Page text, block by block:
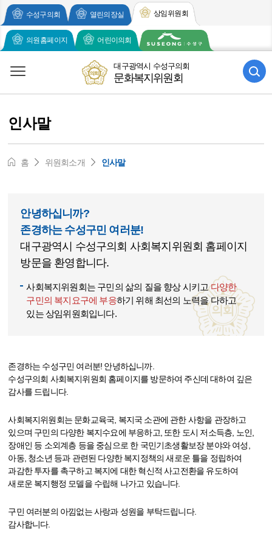
주메뉴 바로가기
본문 바로가기
수성구의회 열린의장실 상임위원회
의원홈페이지 어린이의회
대구광역시 수성구의회
문화복지위원회
인사말
홈 위원회소개 인사말
안녕하십니까?
존경하는 수성구민 여러분!
대구광역시 수성구의회 사회복지위원회 홈페이지
방문을 환영합니다.
사회복지위원회는 구민의 삶의 질을 향상 시키고다양한
구민의 복지요구에 부응하기 위해 최선의 노력을 다하고
있는 상임위원회입니다.
존경하는 수성구민 여러분! 안녕하십니까.
수성구의회 사회복지위원회 홈페이지를 방문하여 주신데 대하여 깊은
감사를 드립니다.
사회복지위원회는 문화교육국, 복지국 소관에 관한 사항을 관장하고
있으며 구민의 다양한 복지수요에 부응하고, 또한 도시 저소득층, 노인,
장애인 등 소외계층 등을 중심으로 한 국민기초생활보장 분야와 여성,
아동, 청소년 등과 관련된 다양한 복지정책의 새로운 틀을 정립하여
과감한 투자를 촉구하고 복지에 대한 혁신적 사고전환을 유도하여
새로운 복지행정 모델을 수립해 나가고 있습니다.
구민 여러분의 아낌없는 사랑과 성원을 부탁드립니다.
감사합니다.